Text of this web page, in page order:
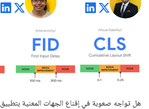
هل تواجه صعوبة في إقناع الجهات المعنية بتطبيق